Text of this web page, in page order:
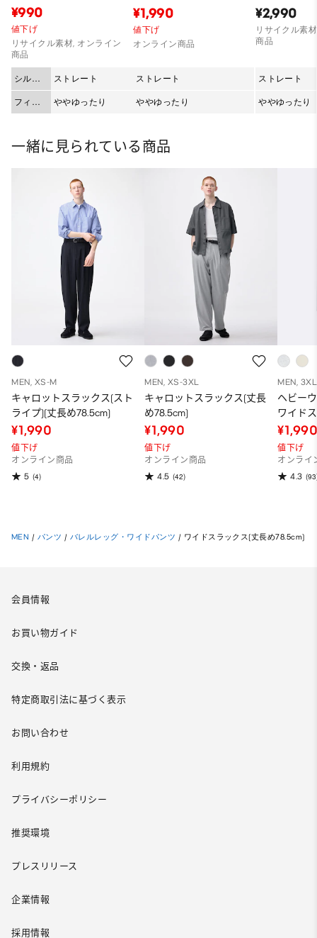
¥990
値下げ
リサイクル素材, オンライン
商品
シルエ
ット
ストレート
フィッ
ト
ややゆったり
長め77.0～81.0cm)
¥1,990
値下げ
オンライン商品
ストレート
ややゆったり
¥2,990
リサイクル素
商品
ストレート
ややゆったり
一緒に見られている商品
MEN, XS-M
キャロットスラックス(スト
ライプ)(丈長め78.5cm)
¥1,990
値下げ
オンライン商品
5 (4)
MEN, XS-3XL
キャロットスラックス(丈長
め78.5cm)
¥1,990
値下げ
オンライン商品
4.5 (42)
MEN, 3XL
ヘビー
ワイド
長め
値下げ
オンライ
4.3
MEN / パンツ / バレルレッグ・ワイドパンツ / ワイドスラックス(丈長め78.5cm)
会員情報
お買い物ガイド
交換・返品
特定商取引法に基づく表示
お問い合わせ
利用規約
プライバシーポリシー
推奨環境
プレスリリース
企業情報
採用情報